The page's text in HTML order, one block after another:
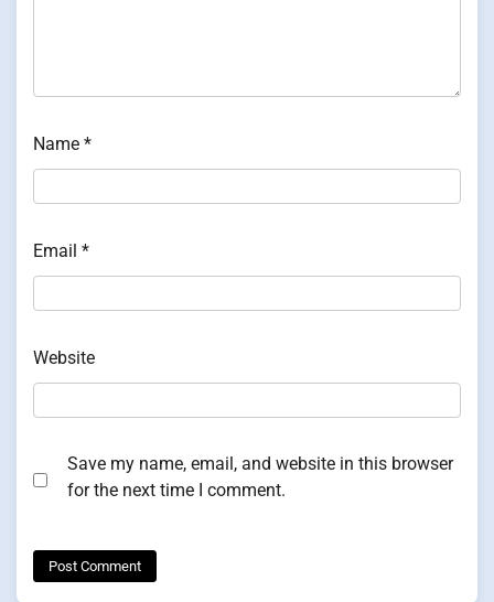
Name *
Email *
Website
Save my name, email, and website in this browser
for the next time I comment.